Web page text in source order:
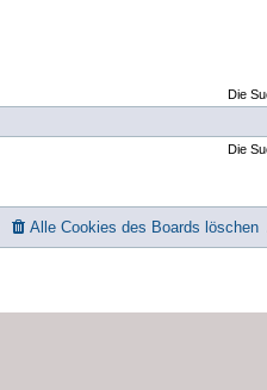
Die
Die
Alle Cookies des Boards löschen